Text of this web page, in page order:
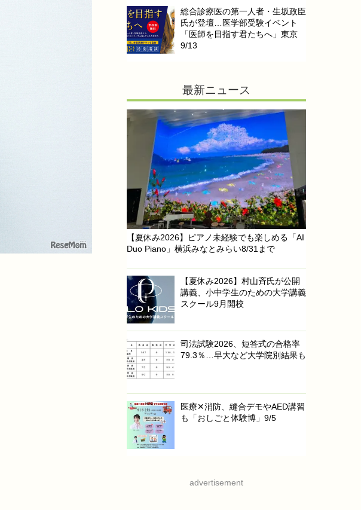
総合診療医の第一人者・生坂政臣
氏が登壇…医学部受験イベント
「医師を目指す君たちへ」東京
9/13
最新ニュース
【夏休み2026】ピアノ未経験でも楽しめる「AI
Duo Piano」横浜みなとみらい8/31まで
【夏休み2026】村山斉氏が公開
講義、小中学生のための大学講義
スクール9月開校
司法試験2026、短答式の合格率
79.3％…早大など大学院別結果も
医療✕消防、縫合デモやAED講習
も「おしごと体験博」9/5
advertisement